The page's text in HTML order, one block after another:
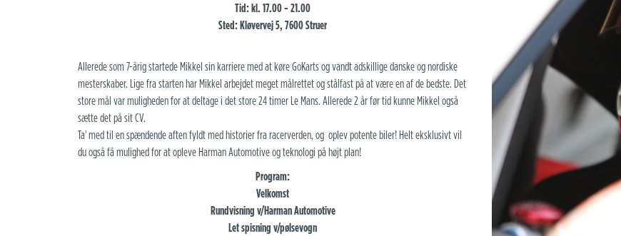
Tid: kl. 17.00 - 21.00
Sted: Kløvervej 5, 7600 Struer
Allerede som 7-årig startede Mikkel sin karriere med at køre GoKarts og vandt adskillige danske og nordiske
mesterskaber. Lige fra starten har Mikkel arbejdet meget målrettet og stålfast på at være en af de bedste. Det
store mål var muligheden for at deltage i det store 24 timer Le Mans. Allerede 2 år før tid kunne Mikkel også
sætte det på sit CV.
Ta' med til en spændende aften fyldt med historier fra racerverden, og oplev potente biler! Helt eksklusivt vil
du også få mulighed for at opleve Harman Automotive og teknologi på højt plan!
Program:
Velkomst
Rundvisning v/Harman Automotive
Let spisning v/pølsevogn